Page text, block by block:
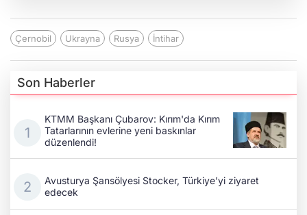
Çernobil Ukrayna Rusya İntihar
Son Haberler
KTMM Başkanı Çubarov: Kırım'da Kırım
Tatarlarının evlerine yeni baskınlar
düzenlendi!
Avusturya Şansölyesi Stocker, Türkiye’yi ziyaret
edecek